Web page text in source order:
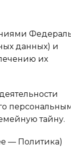
данных) и
их
тайну.
— Политика)